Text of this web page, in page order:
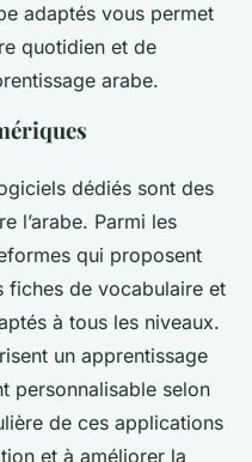
adaptés vous permet
quotidien et de
arabe.
dédiés sont des
l’arabe. Parmi les
qui proposent
fiches de vocabulaire et
à tous les niveaux.
un apprentissage
personnalisable selon
de ces applications
et à améliorer la